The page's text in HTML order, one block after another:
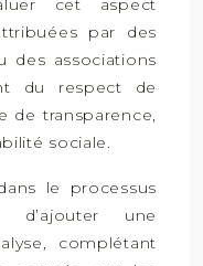
cet aspect
par des
des associations
du respect de
de transparence,
sociale.
le processus
d’ajouter une
complétant